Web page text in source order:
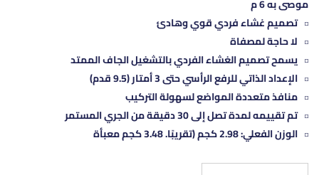
كلمة مرور مفقودة؟
موصى به 6 م
تصميم غشاء فردي قوي وهادئ
لا حاجة لمصفاة
يسمح تصميم الغشاء الفردي بالتشغيل الجاف الممتد
الإعداد الذاتي للرفع الرأسي حتى 3 أمتار (9.5 قدم)
منافذ متعددة المواضع لسهولة التركيب
تم تقييمه لمدة تصل إلى 30 دقيقة من الجري المستمر
الوزن الفعلي: 2.98 كجم (تقريبًا. 3.48 كجم معبأة